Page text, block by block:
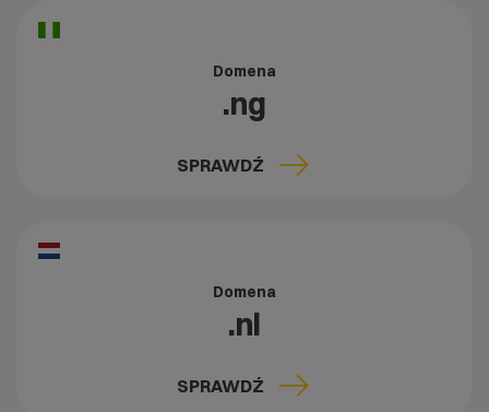
Domena
.ng
SPRAWDŹ
Domena
.nl
SPRAWDŹ